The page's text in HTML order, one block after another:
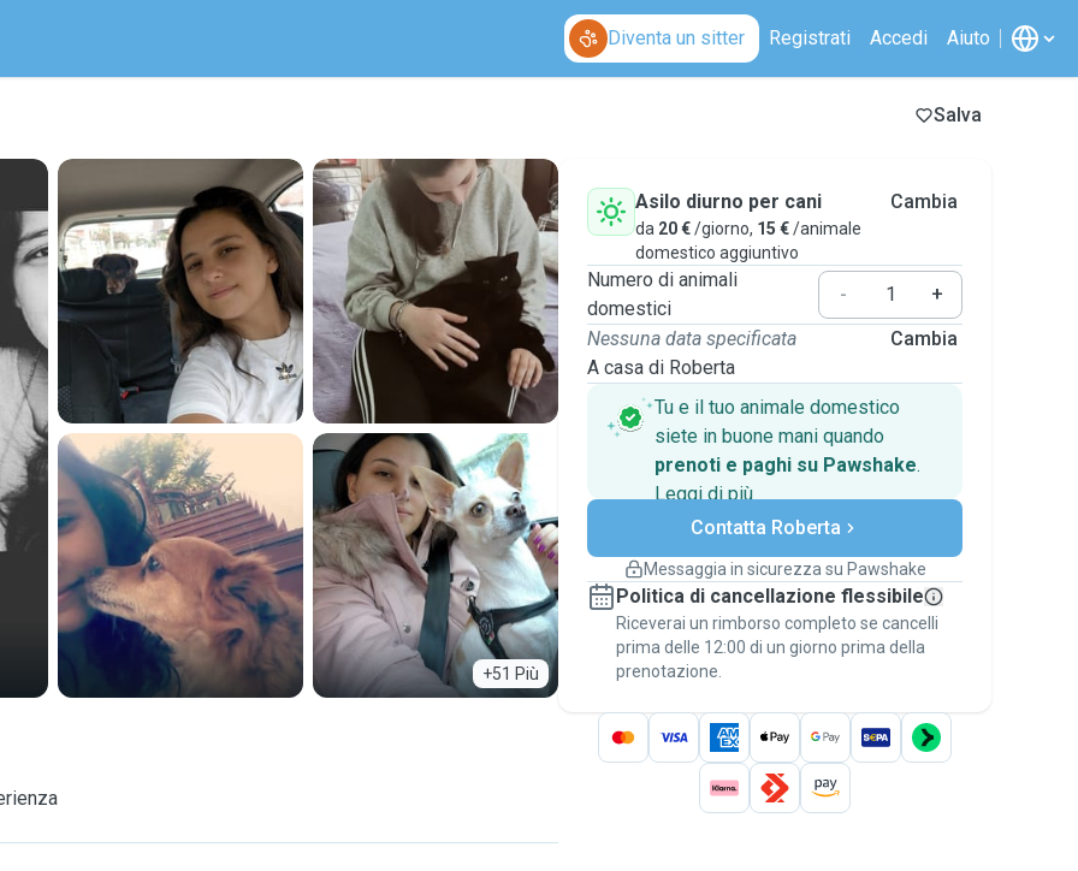
Diventa un sitter Registrati Accedi Aiuto
Salva
+51 Più
Asilo diurno per cani
da 20 €/giorno, 15 €/animale
domestico aggiuntivo
Cambia
Numero di animali
domestici
-
+
Nessuna data specificata
A casa di Roberta
Cambia
Tu e il tuo animale domestico
siete in buone mani quando
prenoti e paghi su Pawshake.
Leggi di piùPagamenti sicuri
Assistenza se i piani
Prenotazioni coperte
Stai su Pawshake - dal primo messaggio al
pagamento - per attivare laGaranzia
Pawshake.
Contatta Roberta
Messaggia in sicurezza su Pawshake
Politica di cancellazione flessibile
Riceverai un rimborso completo se cancelli
prima delle 12:00 di un giorno prima della
prenotazione.